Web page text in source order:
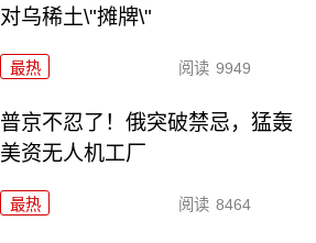
对乌稀土\"摊牌\"
最热 阅读 9949
普京不忍了！俄突破禁忌，猛轰
美资无人机工厂
最热 阅读 8464